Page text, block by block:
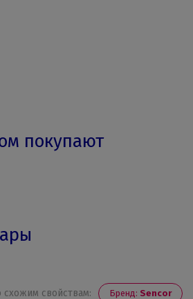
покупают
схожим свойствам: Бренд: Sencor